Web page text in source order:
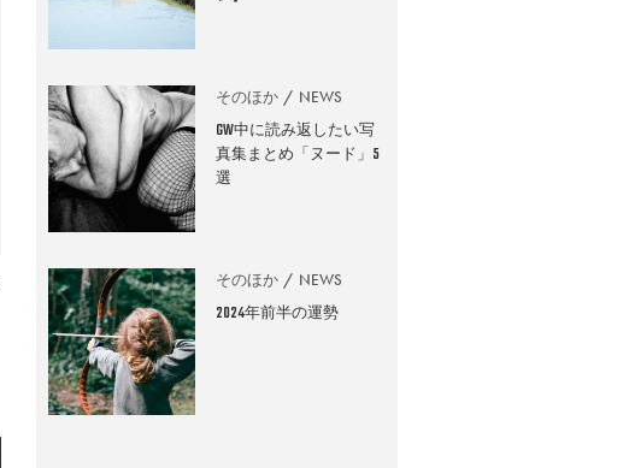
そのほか NEWS
GW中に読み返したい写
真集まとめ「ヌード」5
選
そのほか NEWS
2024年前半の運勢